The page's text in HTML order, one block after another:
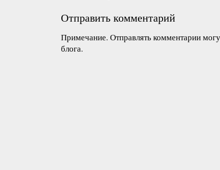
Отправить комментарий
Примечание. Отправлять комментарии
блога.